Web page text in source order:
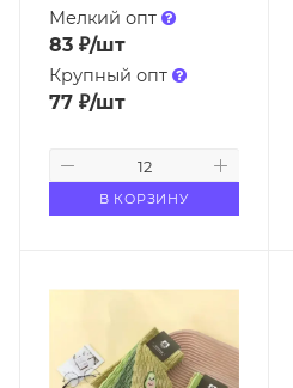
Мелкий опт
83 ₽/шт
Крупный опт
77 ₽/шт
В КОРЗИНУ